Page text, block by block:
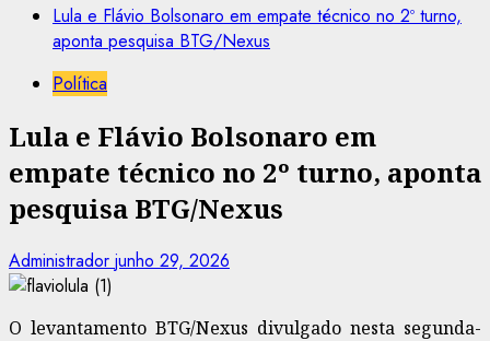
Lula e Flávio Bolsonaro em empate técnico no 2º turno,
aponta pesquisa BTG/Nexus
Política
Lula e Flávio Bolsonaro em
empate técnico no 2º turno, aponta
pesquisa BTG/Nexus
Administrador junho 29, 2026
O levantamento BTG/Nexus divulgado nesta segunda-